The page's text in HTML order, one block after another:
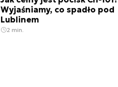
Wyjaśniamy, co spadło pod
Lublinem
2 min.